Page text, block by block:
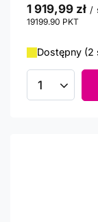
1 919,99 zł /
19199.90 PKT
Dostępny (2
Ilość